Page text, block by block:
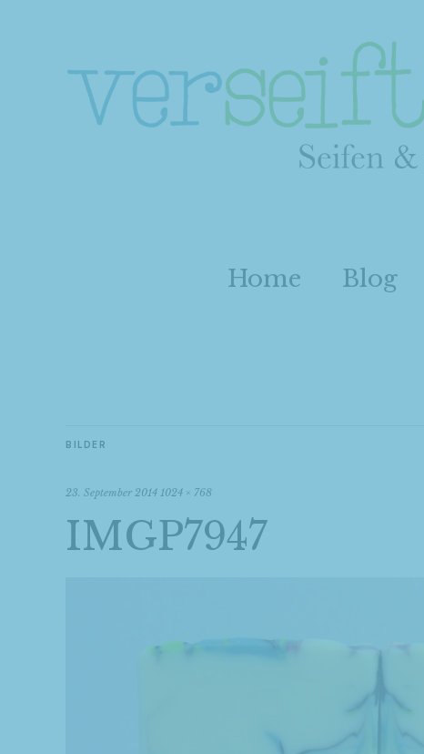
Home Blog
BILDER
23. September 2014 1024 × 768
IMGP7947